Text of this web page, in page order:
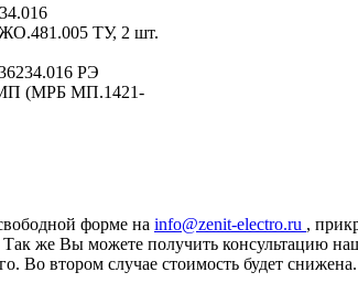
ТУ, 2 шт.
РЭ
(МРБ МП.1421-
форме на info@zenit-electro.ru ,
же Вы можете получить консультацию
Во втором случае стоимость будет снижена.